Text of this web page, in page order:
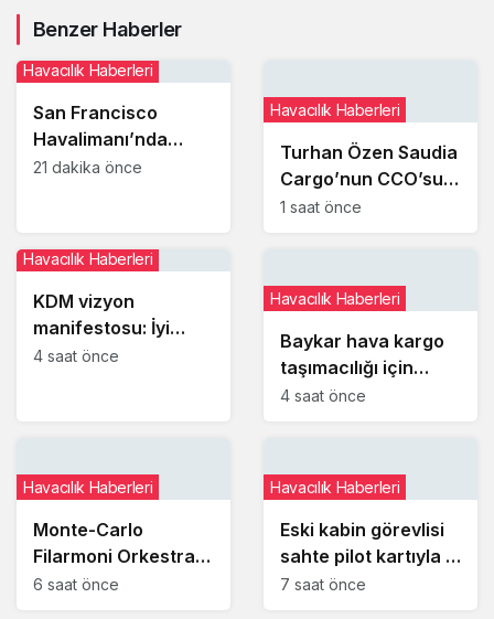
Benzer Haberler
San Francisco
Havalimanı’nda
uçakların paralel
başlıyor
Havacılık Haberleri
21 dakika önce
Turhan Özen Saudia
Cargo’nun CCO’su
oldu
Havacılık Haberleri
1 saat önce
KDM vizyon
manifestosu: İyi
yönetimi kişilere
Havacılık Haberleri
4 saat önce
Baykar hava kargo
taşımacılığı için
şirket kurmaya
Havacılık Haberleri
4 saat önce
Monte-Carlo
Filarmoni Orkestrası
yolculara uçakta
Havacılık Haberleri
6 saat önce
Eski kabin görevlisi
sahte pilot kartıyla 3
ABD hava yolu
Havacılık Haberleri
7 saat önce